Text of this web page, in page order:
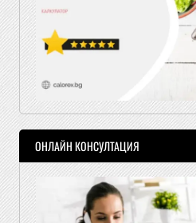
ОНЛАЙН КОНСУЛТАЦИЯ